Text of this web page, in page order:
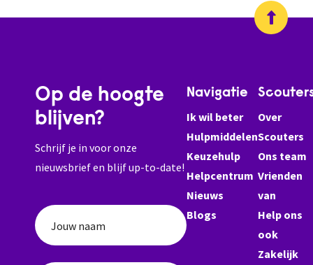
Op de hoogte
blijven?
Schrijf je in voor onze
nieuwsbrief en blijf up-to-date!
Jouw naam
Navigatie
Ik wil beter
Hulpmiddelen
Keuzehulp
Helpcentrum
Nieuws
Blogs
Over
Scouters
Ons team
Vrienden
van
Help ons
ook
Zakelijk